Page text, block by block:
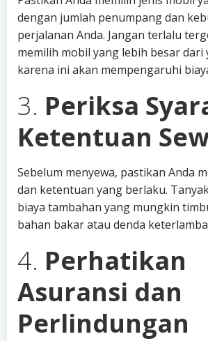
dengan jumlah penumpang dan
perjalanan Anda. Jangan terlalu
memilih mobil yang lebih besar dari
karena ini akan mempengaruhi
3. Periksa
Ketentuan
Sebelum menyewa, pastikan Anda
dan ketentuan yang berlaku.
biaya tambahan yang mungkin
bahan bakar atau denda
4. Perhatikan
Asuransi dan
Perlindungan